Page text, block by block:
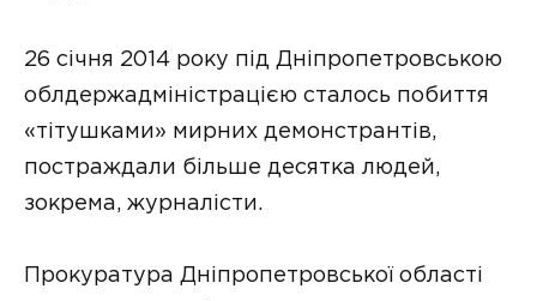
26 січня 2014 року під Дніпропетровською
облдержадміністрацією сталось побиття
«тітушками» мирних демонстрантів,
постраждали більше десятка людей,
зокрема, журналісти.
Прокуратура Дніпропетровської області